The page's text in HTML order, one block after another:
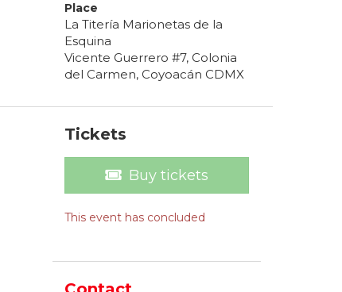
Place
La Titería Marionetas de la
Esquina
Vicente Guerrero #7, Colonia
del Carmen, Coyoacán CDMX
Tickets
Buy tickets
This event has concluded